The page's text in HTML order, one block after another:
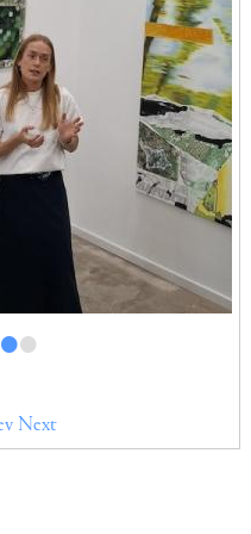
••
Next